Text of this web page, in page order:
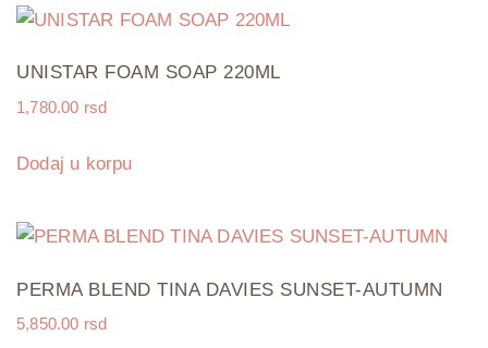
UNISTAR FOAM SOAP 220ML
1,780.00 rsd
Dodaj u korpu
PERMA BLEND TINA DAVIES SUNSET-AUTUMN
5,850.00 rsd